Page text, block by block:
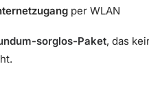
per WLAN
sorglos-Paket, das